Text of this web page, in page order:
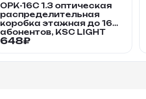
ОРК-16С 1.3 оптическая
распределительная
коробка этажная до 16
абонентов, KSC LIGHT
PON
648₽